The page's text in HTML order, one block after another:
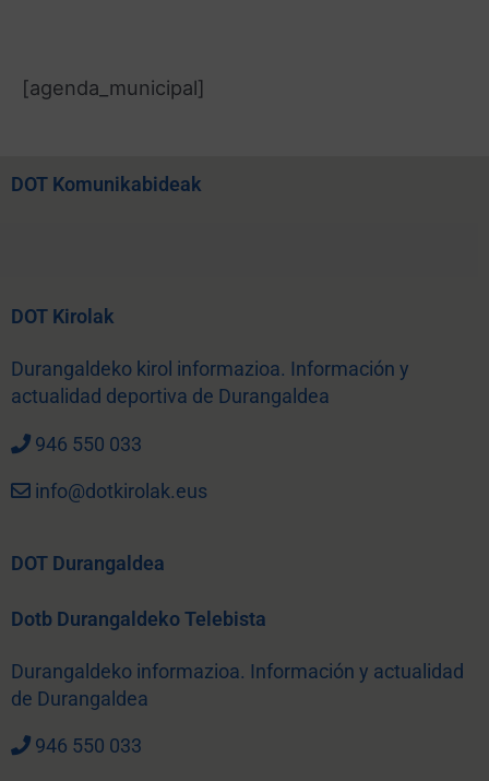
[agenda_municipal]
DOT Komunikabideak
DOT Kirolak
Durangaldeko kirol informazioa. Información y
actualidad deportiva de Durangaldea
946 550 033
info@dotkirolak.eus
DOT Durangaldea
Dotb Durangaldeko Telebista
Durangaldeko informazioa. Información y actualidad
de Durangaldea
946 550 033